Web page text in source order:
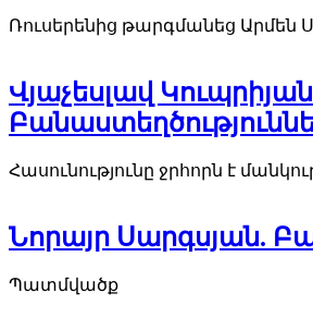
Ռուսերենից թարգմանեց Արմեն
Վյաչեսլավ
Հասունությունը ջրհորն է
Նորայր Սարգսյան.
Պատմվածք